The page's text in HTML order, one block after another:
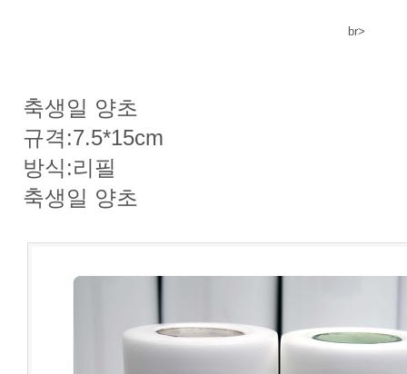
br>
축생일 양초
규격:7.5*15cm
방식:리필
축생일 양초